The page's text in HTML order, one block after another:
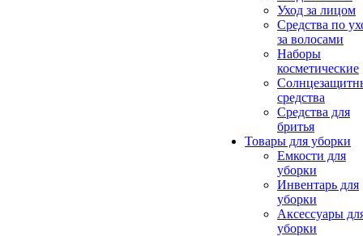
Уход за лицом
Средства по
за волосами
Наборы
косметические
средства
Средства для
бритья
Товары для уборки
Емкости для
уборки
Инвентарь для
уборки
Аксессуары
уборки